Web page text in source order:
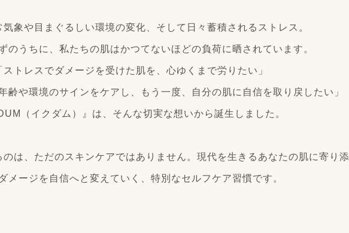
気象や目まぐるしい環境の変化、そして日々蓄積されるストレス。
のうちに、私たちの肌はかつてないほどの負荷に晒されています。
ストレスでダメージを受けた肌を、心ゆくまで労りたい」
齢や環境のサインをケアし、もう一度、自分の肌に自信を取り戻したい」
（イクダム）』は、そんな切実な想いから誕生しました。
のは、ただのスキンケアではありません。現代を生きるあなたの肌に寄り添
メージを自信へと変えていく、特別なセルフケア習慣です。